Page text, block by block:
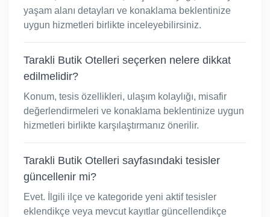
yaşam alanı detayları ve konaklama beklentinize
uygun hizmetleri birlikte inceleyebilirsiniz.
Tarakli Butik Otelleri seçerken nelere dikkat
edilmelidir?
Konum, tesis özellikleri, ulaşım kolaylığı, misafir
değerlendirmeleri ve konaklama beklentinize uygun
hizmetleri birlikte karşılaştırmanız önerilir.
Tarakli Butik Otelleri sayfasındaki tesisler
güncellenir mi?
Evet. İlgili ilçe ve kategoride yeni aktif tesisler
eklendikçe veya mevcut kayıtlar güncellendikçe